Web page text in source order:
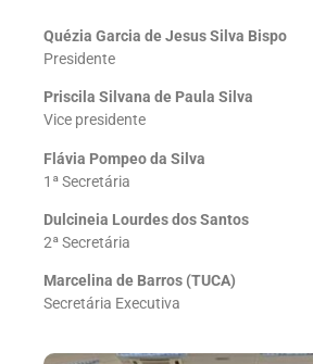
Quézia Garcia de Jesus Silva Bispo
Presidente
Priscila Silvana de Paula Silva
Vice presidente
Flávia Pompeo da Silva
1ª Secretária
Dulcineia Lourdes dos Santos
2ª Secretária
Marcelina de Barros (TUCA)
Secretária Executiva